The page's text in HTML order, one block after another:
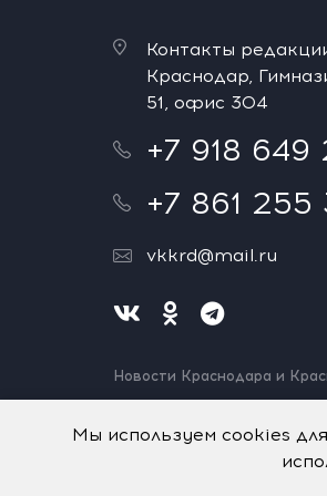
Контакты
Краснодар,
51, офис 304
+7 918
+7 861 255
vkkrd@mail.ru
Новости Краснодара и
Нашли ошибку? Выделите и
Мы используем cookies